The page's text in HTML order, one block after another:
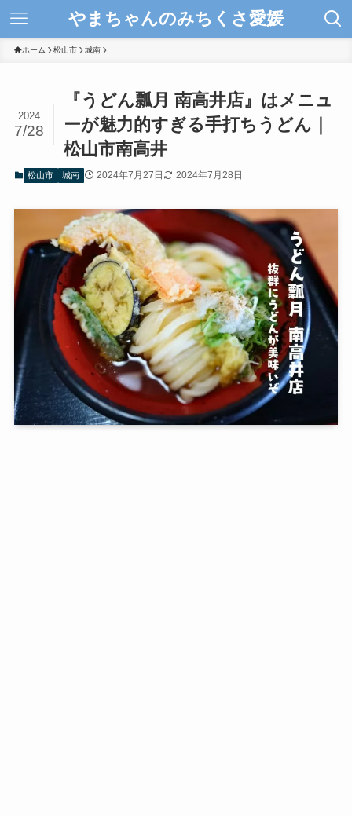
やまちゃんのみちくさ愛媛
ホーム 松山市 城南
『うどん瓢月 南高井店』はメニュ
ーが魅力的すぎる手打ちうどん｜
松山市南高井
2024
7/28
松山市 城南 2024年7月27日 2024年7月28日